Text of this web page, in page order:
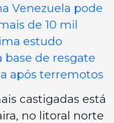
Venezuela pode
de 10 mil
estudo
base de resgate
após terremotos
castigadas está
no litoral norte